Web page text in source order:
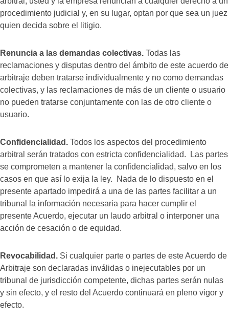
procedimiento judicial y, en su lugar, optan por que sea un juez
quien decida sobre el litigio.
Renuncia a las demandas colectivas. Todas las
reclamaciones y disputas dentro del ámbito de este acuerdo de
arbitraje deben tratarse individualmente y no como demandas
colectivas, y las reclamaciones de más de un cliente o usuario
no pueden tratarse conjuntamente con las de otro cliente o
usuario.
Confidencialidad. Todos los aspectos del procedimiento
arbitral serán tratados con estricta confidencialidad. Las partes
se comprometen a mantener la confidencialidad, salvo en los
casos en que así lo exija la ley. Nada de lo dispuesto en el
presente apartado impedirá a una de las partes facilitar a un
tribunal la información necesaria para hacer cumplir el
presente Acuerdo, ejecutar un laudo arbitral o interponer una
acción de cesación o de equidad.
Revocabilidad. Si cualquier parte o partes de este Acuerdo de
Arbitraje son declaradas inválidas o inejecutables por un
tribunal de jurisdicción competente, dichas partes serán nulas
y sin efecto, y el resto del Acuerdo continuará en pleno vigor y
efecto.